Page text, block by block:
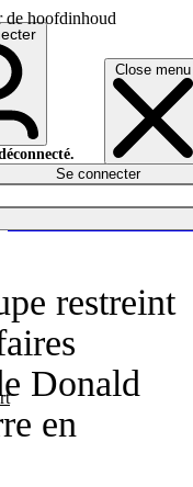
de hoofdinhoud
Close menu
Se connecter
restreint
Donald
en